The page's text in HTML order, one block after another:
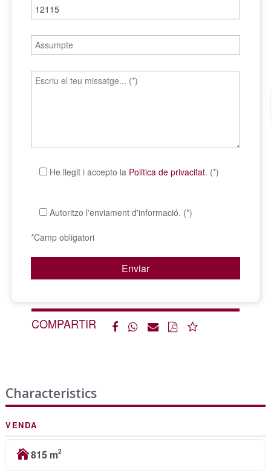
He llegit i accepto la Politica de privacitat. (*)
Autoritzo l'enviament d'informació. (*)
*Camp obligatori
COMPARTIR
Characteristics
VENDA
815 m2